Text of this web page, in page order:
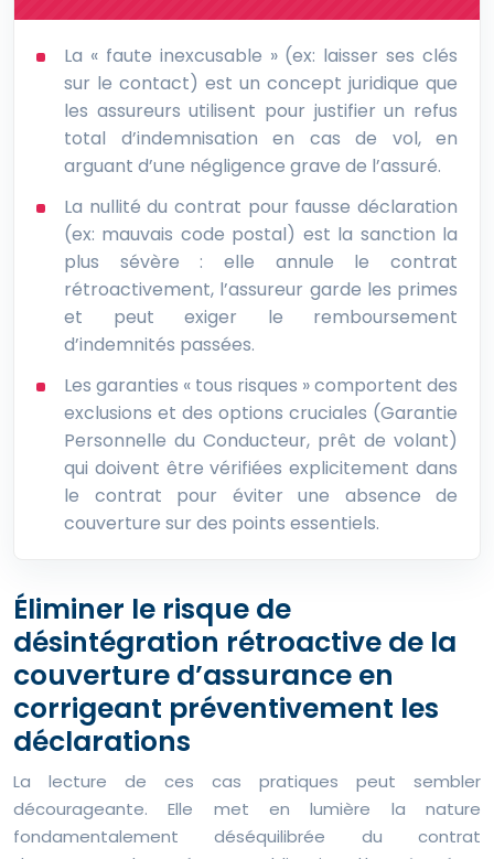
La « faute inexcusable » (ex: laisser ses clés
sur le contact) est un concept juridique que
les assureurs utilisent pour justifier un refus
total d’indemnisation en cas de vol, en
arguant d’une négligence grave de l’assuré.
La nullité du contrat pour fausse déclaration
(ex: mauvais code postal) est la sanction la
plus sévère : elle annule le contrat
rétroactivement, l’assureur garde les primes
et peut exiger le remboursement
d’indemnités passées.
Les garanties « tous risques » comportent des
exclusions et des options cruciales (Garantie
Personnelle du Conducteur, prêt de volant)
qui doivent être vérifiées explicitement dans
le contrat pour éviter une absence de
couverture sur des points essentiels.
Éliminer le risque de
désintégration rétroactive de la
couverture d’assurance en
corrigeant préventivement les
déclarations
La lecture de ces cas pratiques peut sembler
décourageante. Elle met en lumière la nature
fondamentalement déséquilibrée du contrat